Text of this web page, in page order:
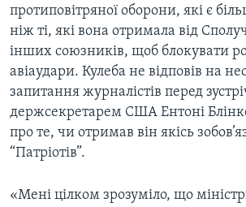
протиповітряної оборони, які є
ніж ті, які вона отримала від
інших союзників, щоб блокувати
авіаудари. Кулеба не відповів на
запитання журналістів перед
держсекретарем США Ентоні
про те, чи отримав він якісь
“Патріотів”.
«Мені цілком зрозуміло, що